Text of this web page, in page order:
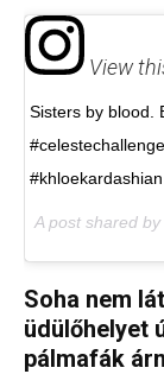
View
Sisters by blood.
A post shared by
Soha nem
üdülőhelyet
pálmafák